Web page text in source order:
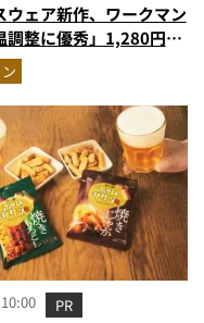
ウェア新作、ワークマン
調整に優秀」1,280円の
【コスパ服の人気記事
スト3】（2026年6月
PR